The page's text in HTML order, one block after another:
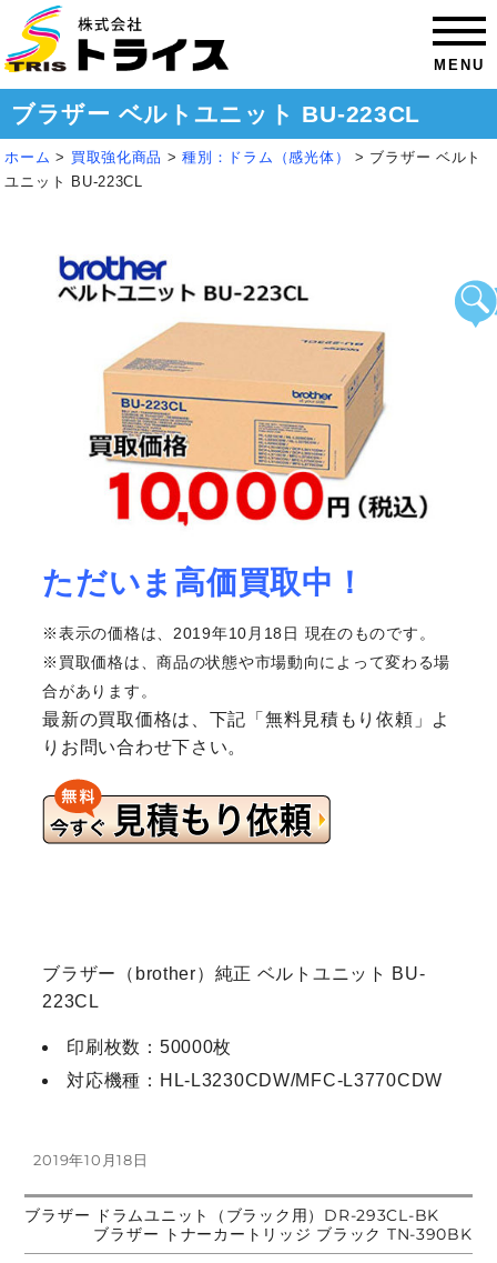
MENU
ブラザー ベルトユニット BU-223CL
ホーム > 買取強化商品 >種別：ドラム（感光体） > ブラザー ベルト
ユニット BU-223CL
ただいま高価買取中！
※表示の価格は、2019年10月18日 現在のものです。
※買取価格は、商品の状態や市場動向によって変わる場
合があります。
最新の買取価格は、下記「無料見積もり依頼」よ
りお問い合わせ下さい。
ブラザー（brother）純正 ベルトユニット BU-
223CL
印刷枚数：50000枚
対応機種：HL-L3230CDW/MFC-L3770CDW
投
日:
2019年10月18日
投
前
投
ブラザー ドラムユニット（ブラック用）DR-293CL-BK
の
ブラザー トナーカートリッジ ブラック TN-390BK